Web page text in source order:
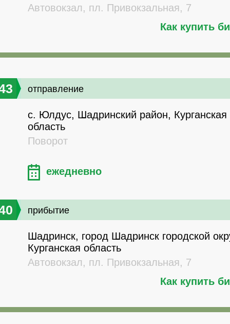
Автовокзал, пл. Привокзальная, 7
Как купить
отправление
с. Юлдус, Шадринский район, Курганская
область
Поворот
ежедневно
прибытие
Шадринск, город Шадринск городской
Курганская область
Автовокзал, пл. Привокзальная, 7
Как купить